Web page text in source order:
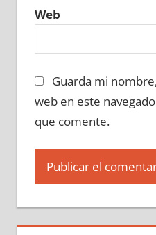
Web
Guarda mi
web en este
que comente.